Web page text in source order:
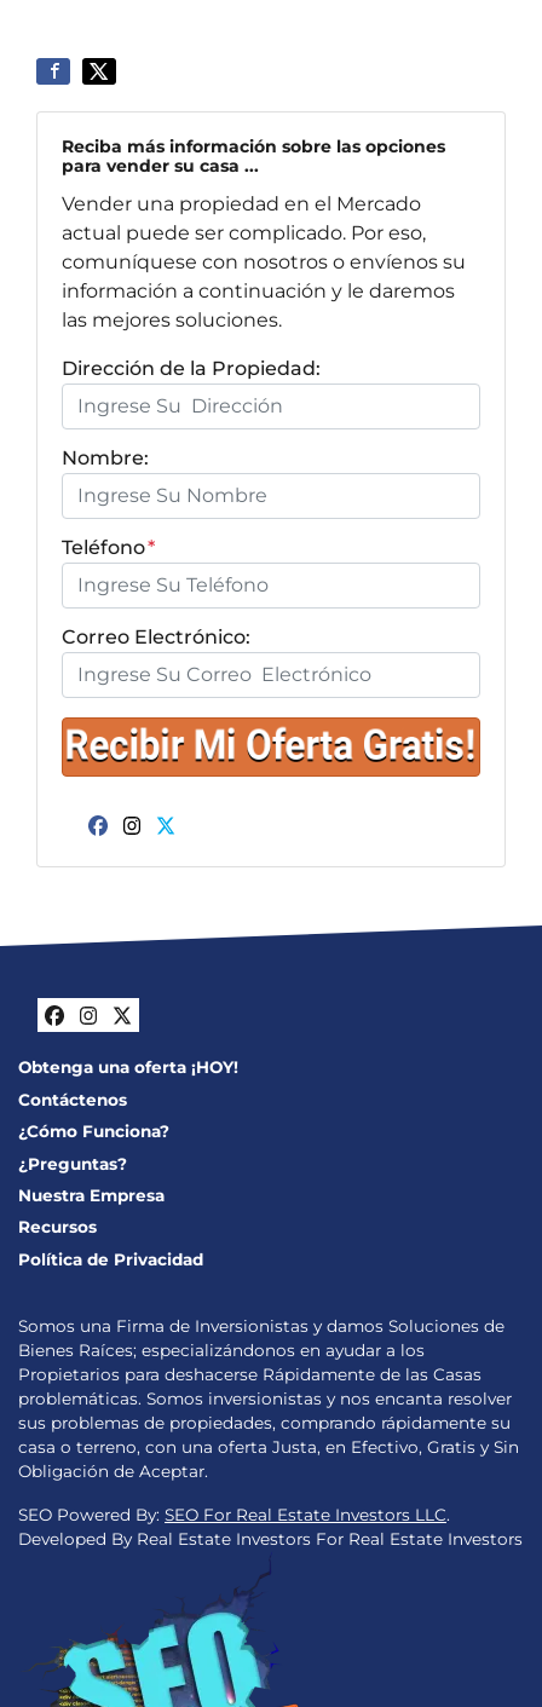
Reciba más información sobre las opciones
para vender su casa ...
Vender una propiedad en el Mercado
actual puede ser complicado. Por eso,
comuníquese con nosotros o envíenos su
información a continuación y le daremos
las mejores soluciones.
Dirección de la Propiedad:
Nombre:
Teléfono*
Correo Electrónico:
Facebook
Instagram
Twitter
Facebook
Instagram
Twitter
Obtenga una oferta ¡HOY!
Contáctenos
¿Cómo Funciona?
¿Preguntas?
Nuestra Empresa
Recursos
Política de Privacidad
Somos una Firma de Inversionistas y damos Soluciones de
Bienes Raíces; especializándonos en ayudar a los
Propietarios para deshacerse Rápidamente de las Casas
problemáticas. Somos inversionistas y nos encanta resolver
sus problemas de propiedades, comprando rápidamente su
casa o terreno, con una oferta Justa, en Efectivo, Gratis y Sin
Obligación de Aceptar.
SEO Powered By: SEO For Real Estate Investors LLC.
Developed By Real Estate Investors For Real Estate Investors